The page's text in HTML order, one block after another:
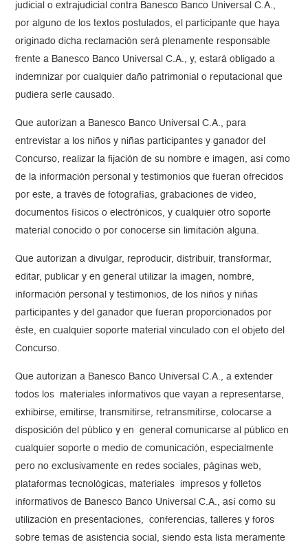
judicial o extrajudicial contra Banesco Banco Universal C.A.,
por alguno de los textos postulados, el participante que haya
originado dicha reclamación será plenamente responsable
frente a Banesco Banco Universal C.A., y, estará obligado a
indemnizar por cualquier daño patrimonial o reputacional que
pudiera serle causado.
Que autorizan a Banesco Banco Universal C.A., para
entrevistar a los niños y niñas participantes y ganador del
Concurso, realizar la fijación de su nombre e imagen, así como
de la información personal y testimonios que fueran ofrecidos
por este, a través de fotografías, grabaciones de video,
documentos físicos o electrónicos, y cualquier otro soporte
material conocido o por conocerse sin limitación alguna.
Que autorizan a divulgar, reproducir, distribuir, transformar,
editar, publicar y en general utilizar la imagen, nombre,
información personal y testimonios, de los niños y niñas
participantes y del ganador que fueran proporcionados por
éste, en cualquier soporte material vinculado con el objeto del
Concurso.
Que autorizan a Banesco Banco Universal C.A., a extender
todos los materiales informativos que vayan a representarse,
exhibirse, emitirse, transmitirse, retransmitirse, colocarse a
disposición del público y en general comunicarse al público en
cualquier soporte o medio de comunicación, especialmente
pero no exclusivamente en redes sociales, páginas web,
plataformas tecnológicas, materiales impresos y folletos
informativos de Banesco Banco Universal C.A., así como su
utilización en presentaciones, conferencias, talleres y foros
sobre temas de asistencia social, siendo esta lista meramente